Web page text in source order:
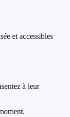
et accessibles
à leur